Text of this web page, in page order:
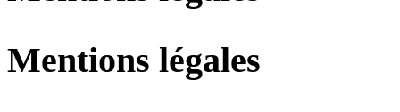
Mentions légales